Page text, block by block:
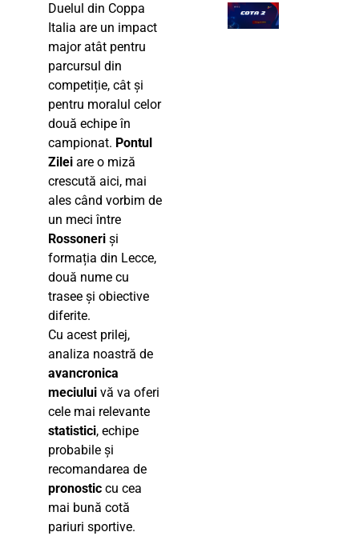
Duelul din Coppa
Italia are un impact
major atât pentru
parcursul din
competiție, cât și
pentru moralul celor
două echipe în
campionat. Pontul
Zilei are o miză
crescută aici, mai
ales când vorbim de
un meci între
Rossoneri și
formația din Lecce,
două nume cu
trasee și obiective
diferite.
Cu acest prilej,
analiza noastră de
avancronica
meciului vă va oferi
cele mai relevante
statistici, echipe
probabile și
recomandarea de
pronostic cu cea
mai bună cotă
pariuri sportive.